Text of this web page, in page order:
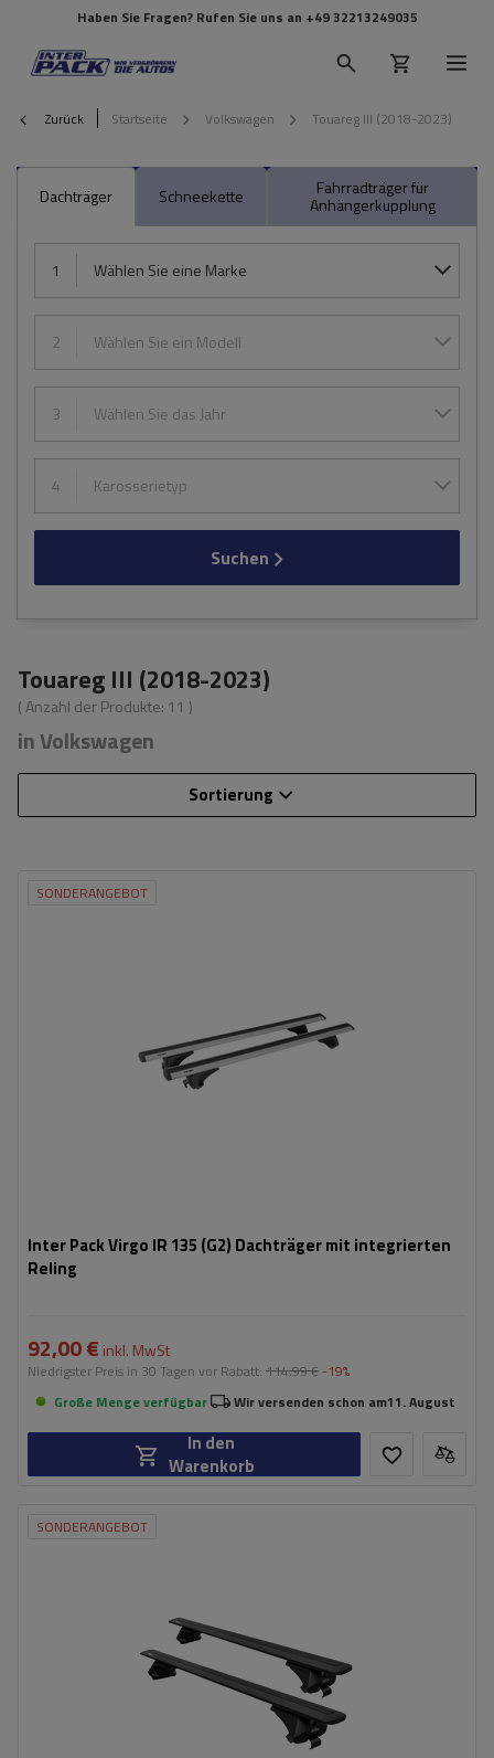
Haben Sie Fragen? Rufen Sie uns an +49 32213249035
Zurück Startseite Volkswagen Touareg III (2018-2023)
Dachträger Schneekette Fahrradträger für
Anhängerkupplung
1 Wählen Sie eine Marke
2 Wählen Sie ein Modell
3 Wählen Sie das Jahr
4 Karosserietyp
Suchen
Touareg III (2018-2023)
( Anzahl der Produkte: 11 )
in Volkswagen
Sortierung
SONDERANGEBOT
Inter Pack Virgo IR 135 (G2) Dachträger mit integrierten
Reling
92,00 € inkl. MwSt
Niedrigster Preis in 30 Tagen vor Rabatt: 114,99 € -19%
Große Menge verfügbar
Wir versenden schon am11. August
In den
Warenkorb
SONDERANGEBOT